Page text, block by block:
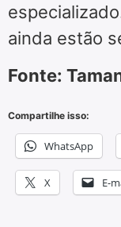
ainda estão
Fonte:
Compartilhe isso:
WhatsApp
X E-